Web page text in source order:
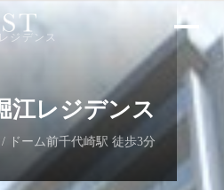
ジデンス
江レジデンス
ドーム前千代崎駅 徒歩3分